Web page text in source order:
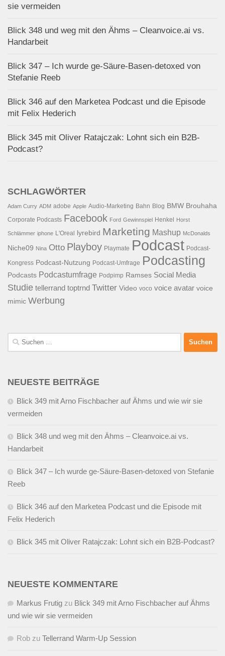
sie vermeiden
Blick 348 und weg mit den Ähms – Cleanvoice.ai vs.
Handarbeit
Blick 347 – Ich wurde ge-Säure-Basen-detoxed von
Stefanie Reeb
Blick 346 auf den Marketea Podcast und die Episode
mit Felix Hederich
Blick 345 mit Oliver Ratajczak: Lohnt sich ein B2B-
Podcast?
SCHLAGWÖRTER
Adam Curry ADM adobe Apple Audio-Marketing Bahn Blog BMW Brouhaha
Corporate Podcasts Facebook Ford Gewinnspiel Henkel Horst
Schlämmer iphone L'Oreal lyrebird Marketing Mashup McDonalds
Niche09 Nina Otto Playboy Playmate Podcast Podcast-
Kongress Podcast-Nutzung Podcast-Umfrage Podcasting
Podcasts Podcastumfrage Podpimp Ramses Social Media
Studie tellerrand toptrnd Twitter Video voco voice avatar voice
mimic Werbung
Suchen
nach:
NEUESTE BEITRÄGE
Blick 349 mit Arno Fischbacher auf Ähms und wie wir sie
vermeiden
Blick 348 und weg mit den Ähms – Cleanvoice.ai vs.
Handarbeit
Blick 347 – Ich wurde ge-Säure-Basen-detoxed von Stefanie
Reeb
Blick 346 auf den Marketea Podcast und die Episode mit
Felix Hederich
Blick 345 mit Oliver Ratajczak: Lohnt sich ein B2B-Podcast?
NEUESTE KOMMENTARE
Markus Frutig zu Blick 349 mit Arno Fischbacher auf Ähms
und wie wir sie vermeiden
Rob zu Tellerrand Warm-Up Session